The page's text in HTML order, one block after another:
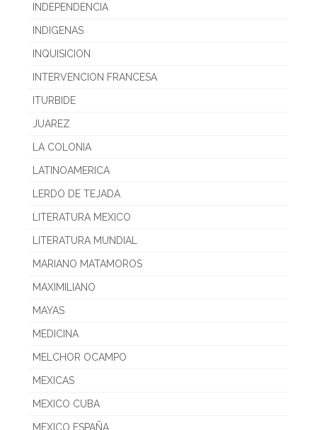
INDEPENDENCIA
INDIGENAS
INQUISICION
INTERVENCION FRANCESA
ITURBIDE
JUAREZ
LA COLONIA
LATINOAMERICA
LERDO DE TEJADA
LITERATURA MEXICO
LITERATURA MUNDIAL
MARIANO MATAMOROS
MAXIMILIANO
MAYAS
MEDICINA
MELCHOR OCAMPO
MEXICAS
MEXICO CUBA
MEXICO ESPAÑA